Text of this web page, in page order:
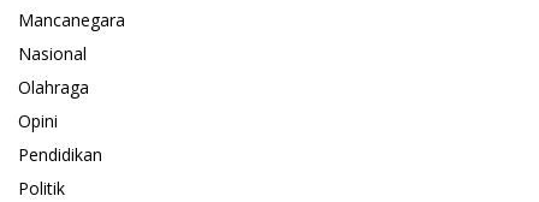
Mancanegara
Nasional
Olahraga
Opini
Pendidikan
Politik